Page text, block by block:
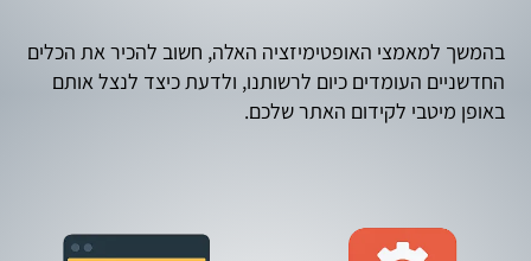
בהמשך למאמצי האופטימיזציה האלה, חשוב להכיר את הכלים
החדשניים העומדים כיום לרשותנו, ולדעת כיצד לנצל אותם
באופן מיטבי לקידום האתר שלכם.